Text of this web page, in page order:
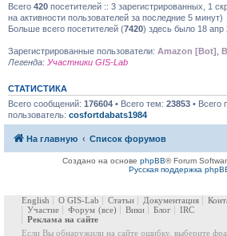
Всего 420 посетителей :: 3 зарегистрированных, 1
на активности пользователей за последние 5 минут)
Больше всего посетителей (7420) здесь было 18 апр
Зарегистрированные пользователи: Amazon [Bot]
Легенда: Участники GIS-Lab
СТАТИСТИКА
Всего сообщений: 176604 • Всего тем: 23853 • Всего
пользователь: cosfortdabats1984
На главную Список форумов
Создано на основе phpBB® Forum
Русская поддержка
English О GIS-Lab Статьи Документация
Участие
Форум (все) Вики Блог
IRC
Реклама на сайте
Если Вы обнаружили на сайте ошибку, выберите